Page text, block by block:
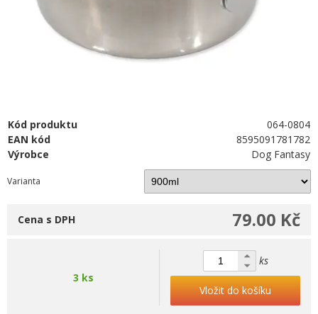
Kód produktu
064-0804
EAN kód
8595091781782
Výrobce
Dog Fantasy
Varianta
79.00 Kč
Cena s DPH
3 ks
ks
Vložit do košíku